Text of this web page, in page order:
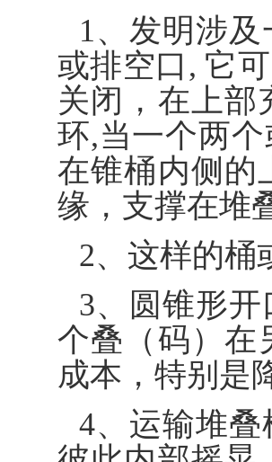
1、发明涉
或排空口, 它
关闭，在上部
环,当一个两
在锥桶内侧的
缘，支撑在堆
2、这样的桶
3、圆锥形
个叠（码）在
成本，特别是
4、运输堆